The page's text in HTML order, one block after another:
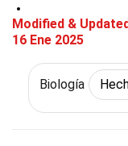
Modified &
16 Ene 2025
Biología